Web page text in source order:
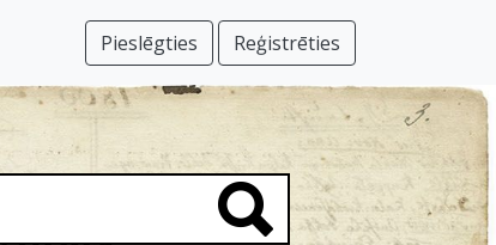
Pieslēgties Reģistrēties